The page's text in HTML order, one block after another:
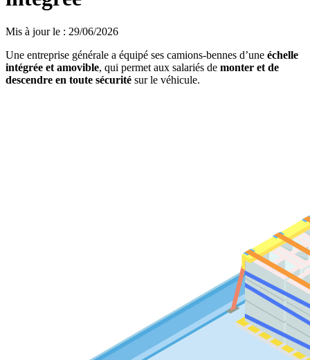
Mis à jour le : 29/06/2026
Une entreprise générale a équipé ses camions-bennes d’une échelle
intégrée et amovible, qui permet aux salariés de monter et de
descendre en toute sécurité sur le véhicule.